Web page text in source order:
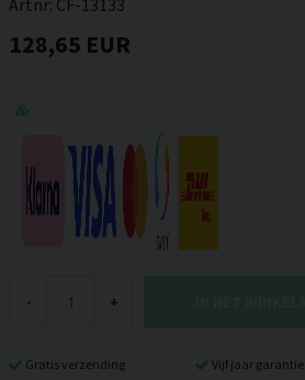
Artnr: CF-13133
128,65 EUR
- +
Gratis verzending Vijf jaar garantie